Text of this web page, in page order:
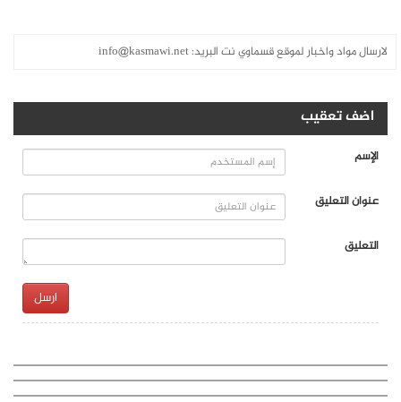
لارسال مواد واخبار لموقع قسماوي نت البريد:info@kasmawi.net
اضف تعقيب
الإسم
عنوان التعليق
التعليق
ارسل